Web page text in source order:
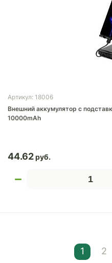
Артикул: 18006
Внешний аккумулятор c
10000mAh
44.62
1 2